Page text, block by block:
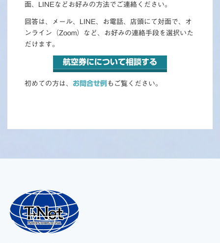
面、LINEなどお好みの方法でご連絡ください。
回答は、メール、LINE、お電話、店頭にて対面で、オ
ンライン（Zoom）など、お好みの連絡手段を選択いた
だけます。
航空券にについて相談する
初めての方は、 お問合せ例 もご覧ください。